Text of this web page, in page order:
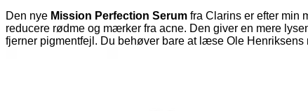
Den nye Mission Perfection Serum fra Clarins er efter min
reducere rødme og mærker fra acne. Den giver en mere
fjerner pigmentfejl. Du behøver bare at læse Ole